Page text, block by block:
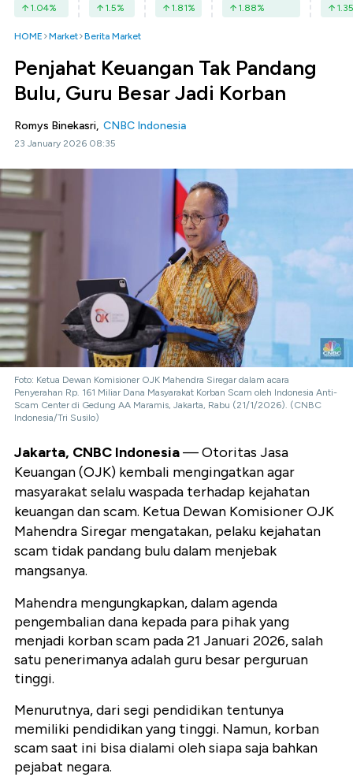
1.04% 1.5% 1.81% 1.88% 1.35
HOME Market Berita Market
Penjahat Keuangan Tak Pandang
Bulu, Guru Besar Jadi Korban
Romys Binekasri, CNBC Indonesia
23 January 2026 08:35
Foto: Ketua Dewan Komisioner OJK Mahendra Siregar dalam acara
Penyerahan Rp. 161 Miliar Dana Masyarakat Korban Scam oleh Indonesia Anti-
Scam Center di Gedung AA Maramis, Jakarta, Rabu (21/1/2026). (CNBC
Indonesia/Tri Susilo)
Jakarta, CNBC Indonesia— Otoritas Jasa
Keuangan (OJK) kembali mengingatkan agar
masyarakat selalu waspada terhadap kejahatan
keuangan dan scam. Ketua Dewan Komisioner OJK
Mahendra Siregar mengatakan, pelaku kejahatan
scam tidak pandang bulu dalam menjebak
mangsanya.
Mahendra mengungkapkan, dalam agenda
pengembalian dana kepada para pihak yang
menjadi korban scam pada 21 Januari 2026, salah
satu penerimanya adalah guru besar perguruan
tinggi.
Menurutnya, dari segi pendidikan tentunya
memiliki pendidikan yang tinggi. Namun, korban
scam saat ini bisa dialami oleh siapa saja bahkan
pejabat negara.